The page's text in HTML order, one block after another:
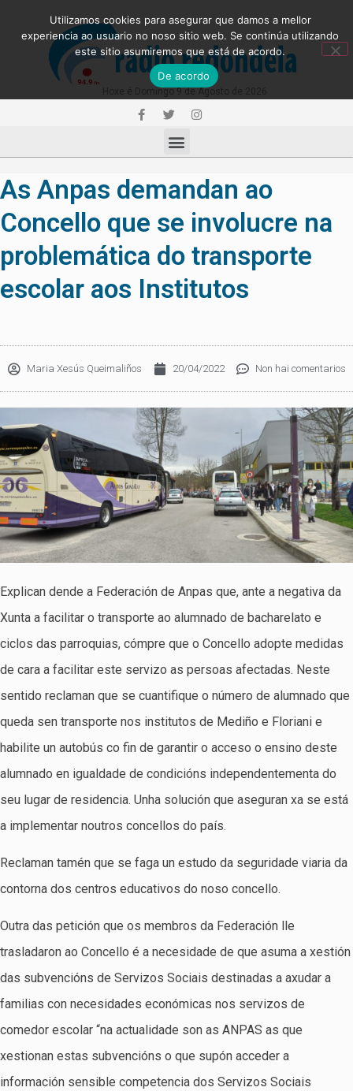
As Anpas demandan ao
Concello que se involucre na
problemática do transporte
escolar aos Institutos
Maria Xesús Queimaliños 20/04/2022 Non hai comentarios
Explican dende a Federación de Anpas que, ante a negativa da
Xunta a facilitar o transporte ao alumnado de bacharelato e
ciclos das parroquias, cómpre que o Concello adopte medidas
de cara a facilitar este servizo as persoas afectadas. Neste
sentido reclaman que se cuantifique o número de alumnado que
queda sen transporte nos institutos de Mediño e Floriani e
habilite un autobús co fin de garantir o acceso o ensino deste
alumnado en igualdade de condicións independentementa do
seu lugar de residencia. Unha solución que aseguran xa se está
a implementar noutros concellos do país.
Reclaman tamén que se faga un estudo da seguridade viaria da
contorna dos centros educativos do noso concello.
Outra das petición que os membros da Federación lle
trasladaron ao Concello é a necesidade de que asuma a xestión
das subvencións de Servizos Sociais destinadas a axudar a
familias con necesidades económicas nos servizos de
comedor escolar “na actualidade son as ANPAS as que
xestionan estas subvencións o que supón acceder a
información sensible competencia dos Servizos Sociais
Utilizamos cookies para asegurar que damos a mellor
experiencia ao usuario no noso sitio web. Se continúa utilizando
este sitio asumiremos que está de acordo.
De acordo